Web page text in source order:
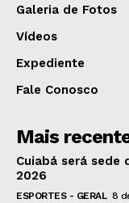
Galeria de Fotos
Vídeos
Expediente
Fale Conosco
Mais
Cuiabá será sede
2026
ESPORTES - GERAL 8